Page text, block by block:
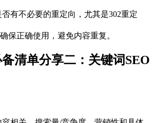
有不必要的重定向，尤其是302重定
保正确使用，避免内容重复。
清单分享二：关键词SEO